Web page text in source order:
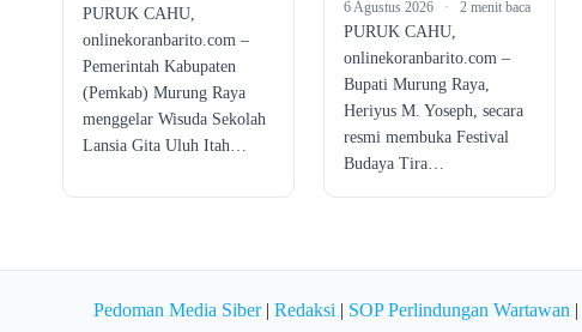
PURUK CAHU,
onlinekoranbarito.com –
Pemerintah Kabupaten
(Pemkab) Murung Raya
menggelar Wisuda Sekolah
Lansia Gita Uluh Itah…
6 Agustus 2026 · 2 menit baca
PURUK CAHU,
onlinekoranbarito.com –
Bupati Murung Raya,
Heriyus M. Yoseph, secara
resmi membuka Festival
Budaya Tira…
Pedoman Media Siber| Redaksi | SOP Perlindungan Wartawan |